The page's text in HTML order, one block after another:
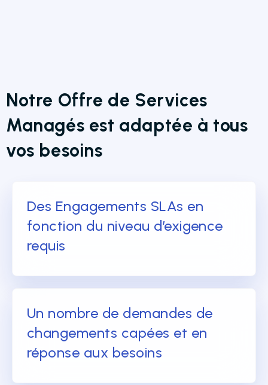
Notre Offre de Services
Managés est adaptée à tous
vos besoins
Des Engagements SLAs en
fonction du niveau d’exigence
requis
Un nombre de demandes de
changements capées et en
réponse aux besoins